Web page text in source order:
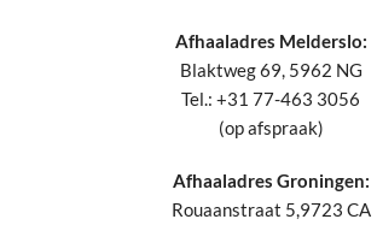
Afhaaladres Melderslo:
Blaktweg 69, 5962 NG
Tel.: +31 77-463 3056
(op afspraak)
Afhaaladres Groningen:
Rouaanstraat 5,9723 CA